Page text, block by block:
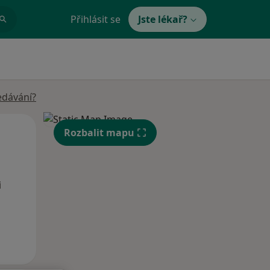
Přihlásit se Jste lékař?
Út St
12 Srpen
Rozbalit mapu